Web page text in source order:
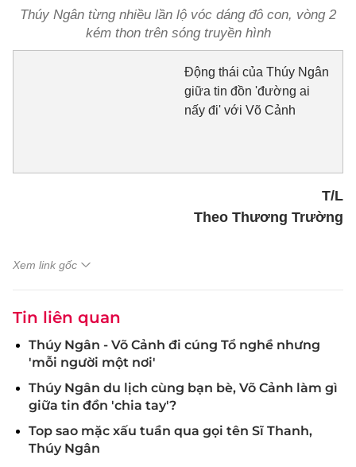
Thúy Ngân từng nhiều lần lộ vóc dáng đô con, vòng 2
kém thon trên sóng truyền hình
Động thái của Thúy Ngân
giữa tin đồn 'đường ai
nấy đi' với Võ Cảnh
T/L
Theo Thương Trường
Xem link gốc
Tin liên quan
Thúy Ngân - Võ Cảnh đi cúng Tổ nghề nhưng
'mỗi người một nơi'
Thúy Ngân du lịch cùng bạn bè, Võ Cảnh làm gì
giữa tin đồn 'chia tay'?
Top sao mặc xấu tuần qua gọi tên Sĩ Thanh,
Thúy Ngân